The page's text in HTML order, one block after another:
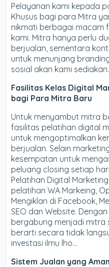
Pelayanan kami kepada
Khusus bagi para Mitra
nikmati berbagai macam
kami. Mitra hanya perlu
berjualan, sementara
untuk menunjang
sosial akan kami sediakan.
Fasilitas Kelas Digital
bagi Para Mitra Baru
Untuk menyambut mitra
fasilitas pelatihan digital
untuk mengoptimalkan
berjualan. Selain
kesempatan untuk
peluang closing setiap
Pelatihan Digital
pelatihan WA Markeing,
Mengiklan di Facebook,
SEO dan Website.
bergabung menjadi mitra
berarti secara tidak
investasi ilmu lho…
Sistem Jualan yang